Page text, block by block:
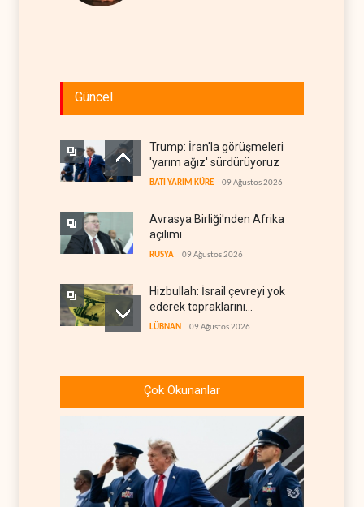
Güncel
Trump: İran'la görüşmeleri
'yarım ağız' sürdürüyoruz
BATI YARIM KÜRE 09 Ağustos 2026
Avrasya Birliği'nden Afrika
açılımı
RUSYA 09 Ağustos 2026
Hizbullah: İsrail çevreyi yok
ederek topraklarını
genişletiyor
LÜBNAN 09 Ağustos 2026
Muhsin Rızai'ye yeni görev
Hamas arabuluculardan
İsrail'e baskı yapmasını
istedi
FİLİSTİN 09 Ağustos 2026
Çok Okunanlar